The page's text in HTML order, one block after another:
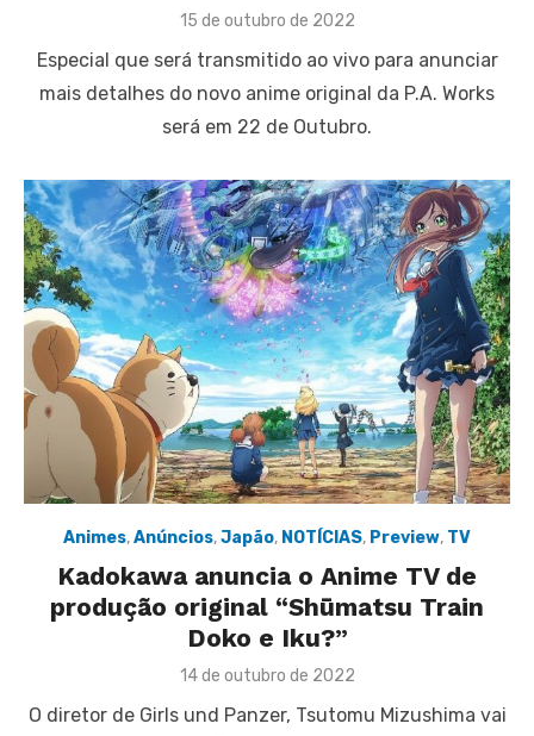
Posted
15 de outubro de 2022
Especial que será transmitido ao vivo para anunciar
mais detalhes do novo anime original da P.A. Works
será em 22 de Outubro.
Animes,Anúncios,Japão, NOTÍCIAS, Preview, TV
Kadokawa anuncia o Anime TV de
produção original “Shūmatsu Train
Doko e Iku?”
Posted
14 de outubro de 2022
O diretor de Girls und Panzer, Tsutomu Mizushima vai